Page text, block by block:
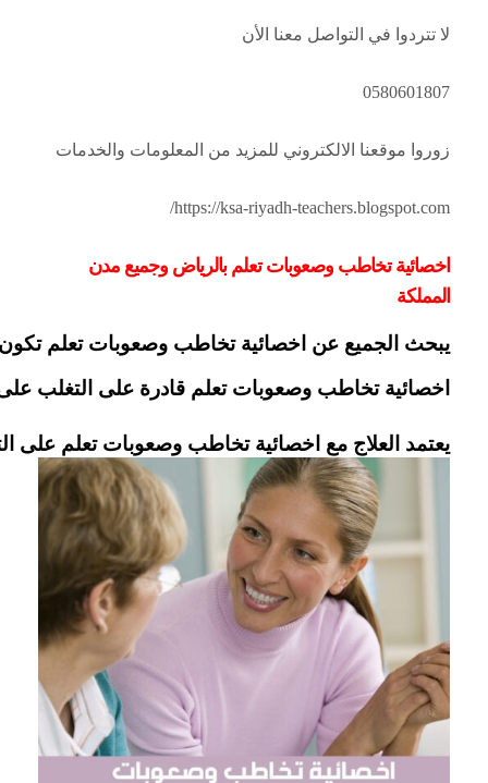
لا تتردوا في التواصل معنا الأن
0580601807
زوروا موقعنا الالكتروني للمزيد من المعلومات والخدمات
https://ksa-riyadh-teachers.blogspot.com/
اخصائية تخاطب وصعوبات تعلم بالرياض وجميع مدن
المملكة
يبحث الجميع عن اخصائية تخاطب وصعوبات تعلم تكون
اخصائية تخاطب وصعوبات تعلم قادرة على التغلب على تأخر النطق وكذلك
يعتمد العلاج مع اخصائية تخاطب وصعوبات تعلم على